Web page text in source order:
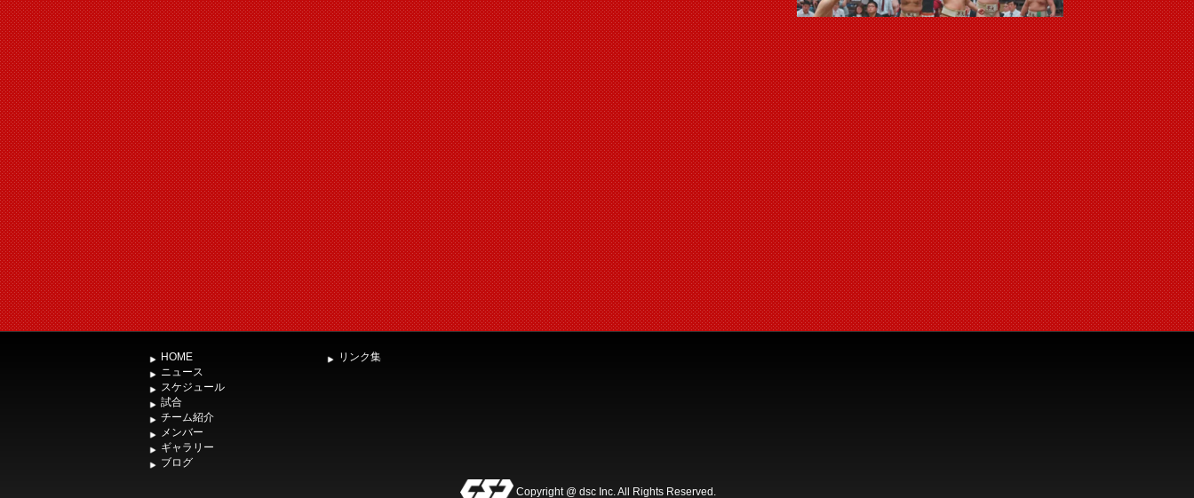
HOME
ニュース
スケジュール
試合
チーム紹介
メンバー
ギャラリー
ブログ
リンク集
Copyright @ dsc Inc. All Rights Reserved.